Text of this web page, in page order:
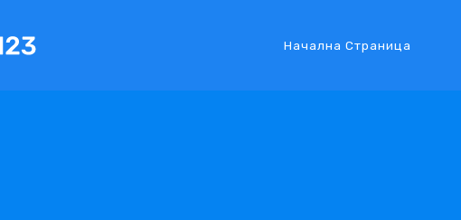
Начална Страница